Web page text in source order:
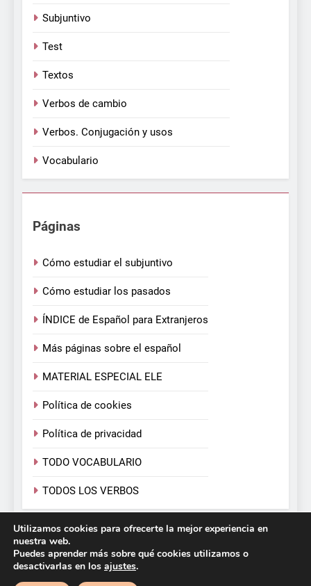
Subjuntivo
Test
Textos
Verbos de cambio
Verbos. Conjugación y usos
Vocabulario
Páginas
Cómo estudiar el subjuntivo
Cómo estudiar los pasados
ÍNDICE de Español para Extranjeros
Más páginas sobre el español
MATERIAL ESPECIAL ELE
Política de cookies
Política de privacidad
TODO VOCABULARIO
TODOS LOS VERBOS
Español para Extranjeros. Victoria Monera y Carmen
Calvo. 2026. Funciona gracias aBlazeThemes
Utilizamos cookies para ofrecerte la mejor experiencia en
nuestra web.
Puedes aprender más sobre qué cookies utilizamos o
desactivarlas en los ajustes.